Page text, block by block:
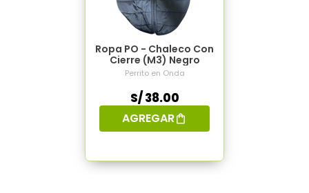
Ropa PO - Chaleco Con
Cierre (M3) Negro
Perrito en Onda
S/ 38.00
AGREGAR